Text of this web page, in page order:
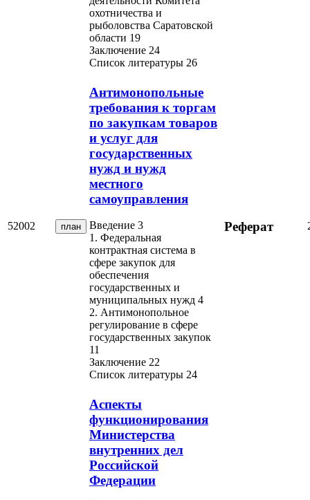
охотничества и
рыболовства Саратовской
области 19
Заключение 24
Список литературы 26
52002 план
Антимонопольные
требования к торгам
по закупкам товаров
и услуг для
государственных
нужд и нужд
местного
самоуправления
Введение 3
1. Федеральная
контрактная система в
сфере закупок для
обеспечения
государственных и
муниципальных нужд 4
2. Антимонопольное
регулирование в сфере
государственных закупок
11
Заключение 22
Список литературы 24
Реферат
Аспекты
функционирования
Министерства
внутренних дел
Российской
Федерации